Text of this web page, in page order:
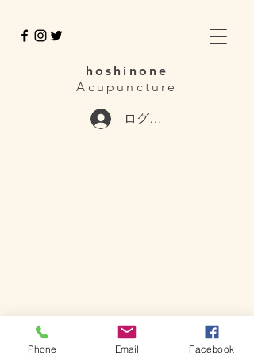
hoshinone
Acupuncture
ログイン
Phone Email Facebook